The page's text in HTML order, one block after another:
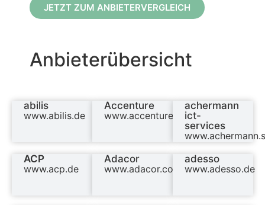
JETZT ZUM ANBIETERVERGLEICH
Anbieterübersicht
abilis
www.abilis.de
Accenture
www.accenture.com/de
achermann
ict-
services
ACP
www.acp.de
Adacor
www.adacor.com
adesso
www.adesso.de